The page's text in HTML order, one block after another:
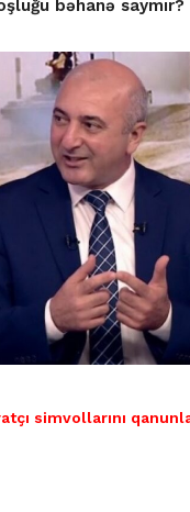
bəhanə saymır?
simvollarını